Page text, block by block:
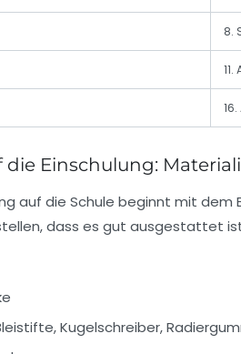
8.
Einschulung:
auf die Schule beginnt mit dem
dass es gut ausgestattet
Kugelschreiber,